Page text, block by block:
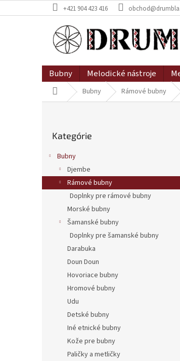
na
+421 904 423 416
Bubny Melodické nástroje
DomovBubny Rámové bubny
a
kategórie
Kategórie
Bubny
Djembe
Rámové bubny
Doplnky pre rámové bubny
Morské bubny
Šamanské bubny
Doplnky pre šamanské bubny
Darabuka
Doun Doun
Hovoriace bubny
Hromové bubny
Udu
Detské bubny
Iné etnické bubny
Kože pre bubny
Paličky a metličky